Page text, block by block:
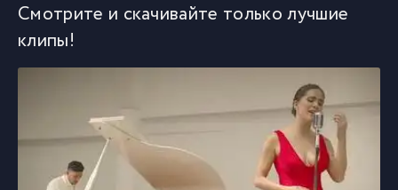
Смотрите и скачивайте только лучшие
клипы!